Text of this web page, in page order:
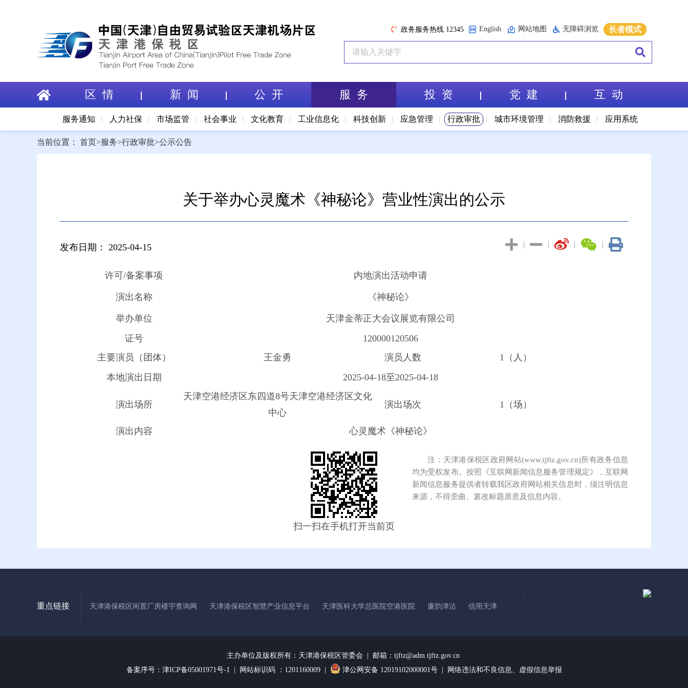
政务服务热线 12345 English 网站地图 无障碍浏览 长者模式
区 情 新 闻 公 开 服 务
服务通知 人力社保 市场监管 社会事业 文化教育 工业信息化 科技创新 应急管理 行政审批 城市环境管理 消防救援 应用系统
投 资 党 建 互 动
当前位置： 首页>服务>行政审批>公示公告
关于举办心灵魔术《神秘论》营业性演出的公示
发布日期： 2025-04-15 |
|
|
|
许可/备案事项 内地演出活动申请
演出名称 《神秘论》
举办单位
天津金蒂正大会议展览有限公司
证号
120000120506
主要演员（团体）
王金勇 演员人数
1（人）
本地演出日期
2025-04-18至2025-04-18
演出场所
天津空港经济区东四道8号天津空港经济区文化
中心
演出场次 1（场）
演出内容 心灵魔术《神秘论》
扫一扫在手机打开当前页
注：天津港保税区政府网站(www.tjftz.gov.cn)所有政务信息
均为受权发布。按照《互联网新闻信息服务管理规定》，互联网
新闻信息服务提供者转载我区政府网站相关信息时，须注明信息
来源，不得歪曲、篡改标题原意及信息内容。
重点链接 天津港保税区闲置厂房楼宇查询网 天津港保税区智慧产业信息平台 天津医科大学总医院空港医院 廉韵津沽 信用天津
主办单位及版权所有： 天津港保税区管委会 | 邮箱：tjftz@adm.tjftz.gov.cn
备案序号：津ICP备05001971号-1 | 网站标识码 ：1201160009 | 津公网安备 12019102000001号 | 网络违法和不良信息、虚假信息举报